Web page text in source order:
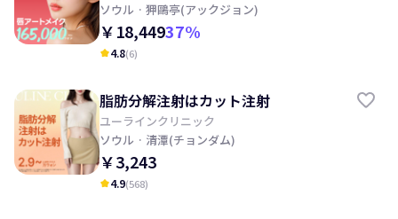
ソウル · 狎鷗亭(アックジョン)
￥18,44937%
kid_star4.8(6)
脂肪分解注射はカット注射
ユーラインクリニック
ソウル · 清潭(チョンダム)
￥3,243
kid_star4.9(568)